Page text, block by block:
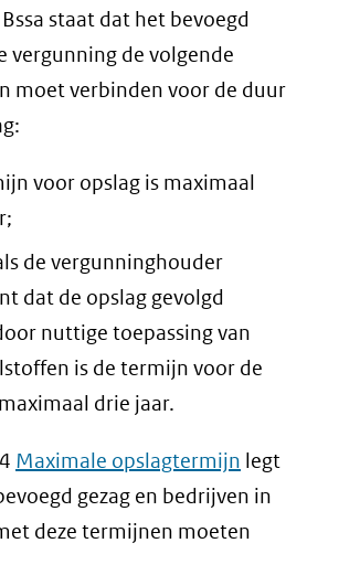
website)staat dat het bevoegd
vergunning de volgende
moet verbinden voor de duur
voor opslag is maximaal
de vergunninghouder
dat de opslag gevolgd
nuttige toepassing van
is de termijn voor de
drie jaar.
Maximale opslagtermijn legt
gezag en bedrijven in
deze termijnen moeten